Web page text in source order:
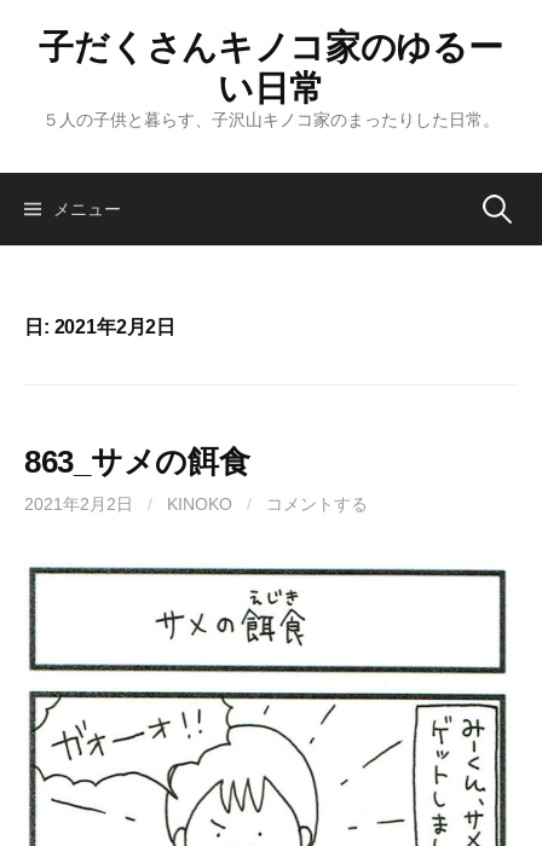
子だくさんキノコ家のゆるー
い日常
５人の子供と暮らす、子沢山キノコ家のまったりした日常。
メニュー 検
日: 2021年2月2日
863_サメの餌食
2021年2月2日 / KINOKO / コメントする